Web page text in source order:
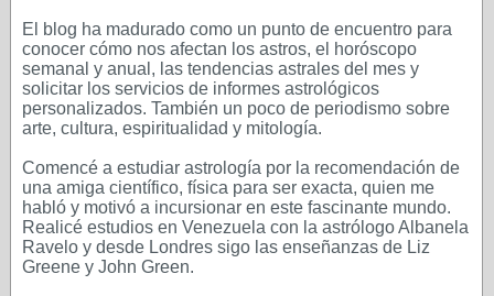
El blog ha madurado como un punto de encuentro para
conocer cómo nos afectan los astros, el horóscopo
semanal y anual, las tendencias astrales del mes y
solicitar los servicios de informes astrológicos
personalizados. También un poco de periodismo sobre
arte, cultura, espiritualidad y mitología.
Comencé a estudiar astrología por la recomendación de
una amiga científico, física para ser exacta, quien me
habló y motivó a incursionar en este fascinante mundo.
Realicé estudios en Venezuela con la astrólogo Albanela
Ravelo y desde Londres sigo las enseñanzas de Liz
Greene y John Green.